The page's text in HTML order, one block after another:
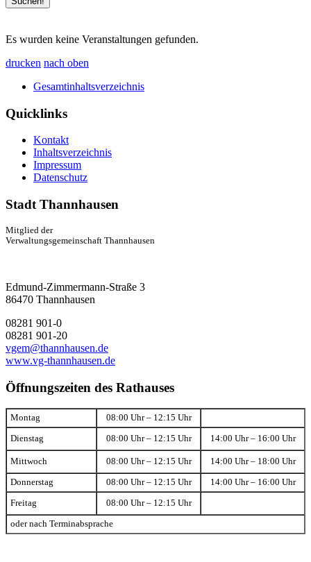
Es wurden keine Veranstaltungen gefunden.
drucken nach oben
Gesamtinhaltsverzeichnis
Quicklinks
Kontakt
Inhaltsverzeichnis
Impressum
Datenschutz
Stadt Thannhausen
Mitglied der
Verwaltungsgemeinschaft Thannhausen
Edmund-Zimmermann-Straße 3
86470 Thannhausen
08281 901-0
08281 901-20
vgem@thannhausen.de
www.vg-thannhausen.de
Öffnungszeiten des Rathauses
Montag 08:00 Uhr – 12:15 Uhr
Dienstag 08:00 Uhr – 12:15 Uhr 14:00 Uhr – 16:00 Uhr
Mittwoch 08:00 Uhr – 12:15 Uhr 14:00 Uhr – 18:00 Uhr
Donnerstag 08:00 Uhr – 12:15 Uhr 14:00 Uhr – 16:00 Uhr
Freitag 08:00 Uhr – 12:15 Uhr
oder nach Terminabsprache